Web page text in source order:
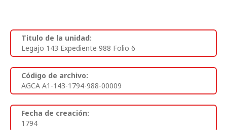
Titulo de la unidad:
Legajo 143 Expediente 988 Folio 6
Código de archivo:
AGCA A1-143-1794-988-00009
Fecha de creación:
1794